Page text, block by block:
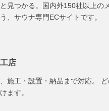
見つかる。国内外150社以上の
、サウナ専門ECサイトです。
店
施工・設置・納品まで対応。
ます。